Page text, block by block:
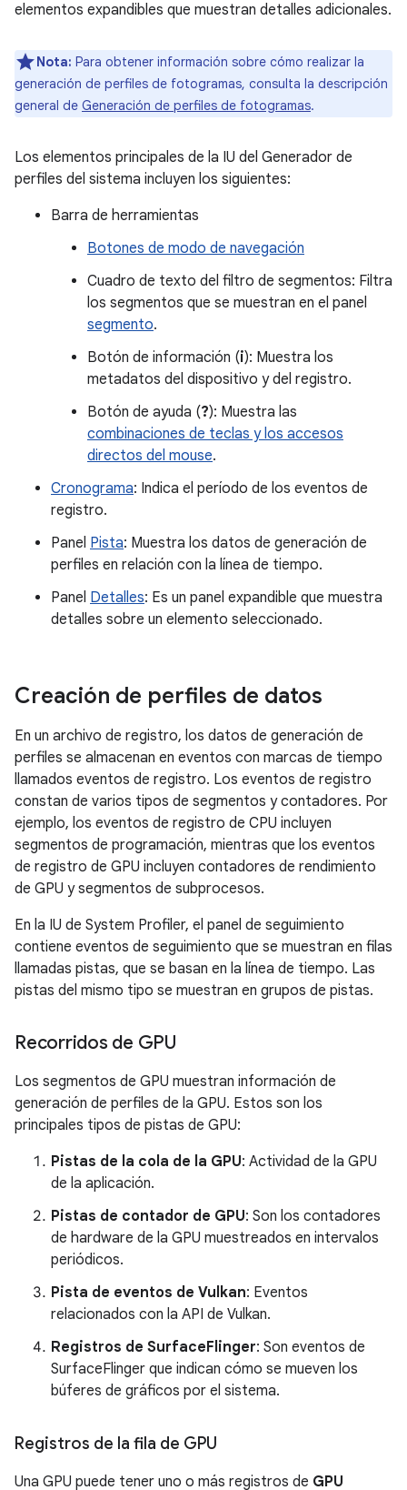
elementos expandibles que muestran detalles adicionales.
Nota: Para obtener información sobre cómo realizar la
generación de perfiles de fotogramas, consulta la descripción
general de Generación de perfiles de fotogramas.
Los elementos principales de la IU del Generador de
perfiles del sistema incluyen los siguientes:
Barra de herramientas
Botones de modo de navegación
Cuadro de texto del filtro de segmentos: Filtra
los segmentos que se muestran en el panel
segmento.
Botón de información (i): Muestra los
metadatos del dispositivo y del registro.
Botón de ayuda (?): Muestra las
combinaciones de teclas y los accesos
directos del mouse.
Cronograma: Indica el período de los eventos de
registro.
Panel Pista: Muestra los datos de generación de
perfiles en relación con la línea de tiempo.
Panel Detalles: Es un panel expandible que muestra
detalles sobre un elemento seleccionado.
Creación de perfiles de datos
En un archivo de registro, los datos de generación de
perfiles se almacenan en eventos con marcas de tiempo
llamados eventos de registro. Los eventos de registro
constan de varios tipos de segmentos y contadores. Por
ejemplo, los eventos de registro de CPU incluyen
segmentos de programación, mientras que los eventos
de registro de GPU incluyen contadores de rendimiento
de GPU y segmentos de subprocesos.
En la IU de System Profiler, el panel de seguimiento
contiene eventos de seguimiento que se muestran en filas
llamadas pistas, que se basan en la línea de tiempo. Las
pistas del mismo tipo se muestran en grupos de pistas.
Recorridos de GPU
Los segmentos de GPU muestran información de
generación de perfiles de la GPU. Estos son los
principales tipos de pistas de GPU:
Pistas de la cola de la GPU: Actividad de la GPU
de la aplicación.
Pistas de contador de GPU: Son los contadores
de hardware de la GPU muestreados en intervalos
periódicos.
Pista de eventos de Vulkan: Eventos
relacionados con la API de Vulkan.
Registros de SurfaceFlinger: Son eventos de
SurfaceFlinger que indican cómo se mueven los
búferes de gráficos por el sistema.
Registros de la fila de GPU
Una GPU puede tener uno o más registros de GPU